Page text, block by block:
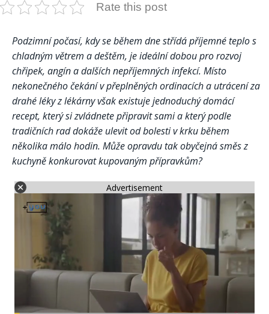
Rate this post
Podzimní počasí, kdy se během dne střídá příjemné teplo s
chladným větrem a deštěm, je ideální dobou pro rozvoj
chřipek, angín a dalších nepříjemných infekcí. Místo
nekonečného čekání v přeplněných ordinacích a utrácení za
drahé léky z lékárny však existuje jednoduchý domácí
recept, který si zvládnete připravit sami a který podle
tradičních rad dokáže ulevit od bolesti v krku během
několika málo hodin. Může opravdu tak obyčejná směs z
kuchyně konkurovat kupovaným přípravkům?
Advertisement